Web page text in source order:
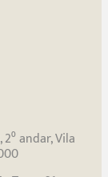
andar, Vila